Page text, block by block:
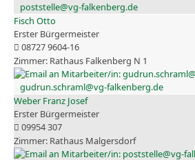
poststelle@vg-falkenberg.de
Fisch Otto
Erster Bürgermeister
08727 9604-16
Rathaus Falkenberg N 1
gudrun.schraml@vg-falkenberg.de
Weber Franz Josef
Erster Bürgermeister
09954 307
Rathaus Malgersdorf